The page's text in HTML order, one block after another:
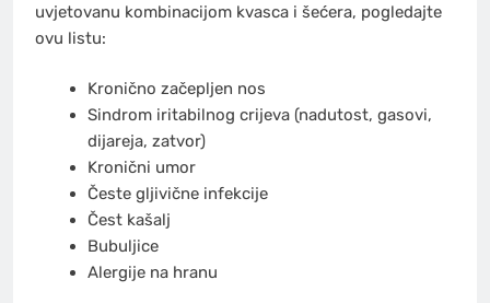
uvjetovanu kombinacijom kvasca i šećera, pogledajte
ovu listu:
Kronično začepljen nos
Sindrom iritabilnog crijeva (nadutost, gasovi,
dijareja, zatvor)
Kronični umor
Česte gljivične infekcije
Čest kašalj
Bubuljice
Alergije na hranu